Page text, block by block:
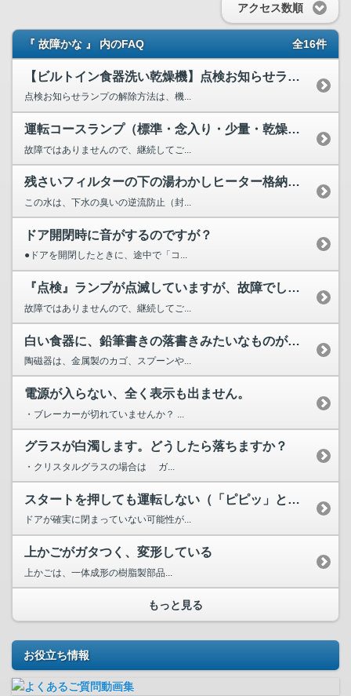
アクセス数順
『 故障かな 』 内のFAQ 全16件
【ビルトイン食器洗い乾燥機】点検お知らせランプの解除方法を...
点検お知らせランプの解除方法は、機...
運転コースランプ（標準・念入り・少量・乾燥など）が一斉点灯...
故障ではありませんので、継続してご...
残さいフィルターの下の湯わかしヒーター格納部に水が残るのですが。
この水は、下水の臭いの逆流防止（封...
ドア開閉時に音がするのですが？
●ドアを開閉したときに、途中で「コ...
『点検』ランプが点滅していますが、故障でしょうか？
故障ではありませんので、継続してご...
白い食器に、鉛筆書きの落書きみたいなものが出る。これは何か...
陶磁器は、金属製のカゴ、スプーンや...
電源が入らない、全く表示も出ません。
・ブレーカーが切れていませんか？ ...
グラスが白濁します。どうしたら落ちますか？
・クリスタルグラスの場合は ガ...
スタートを押しても運転しない（「ピピッ」と音がする）のですが？
ドアが確実に閉まっていない可能性が...
上かごがガタつく、変形している
上かごは、一体成形の樹脂製部品...
もっと見る
お役立ち情報